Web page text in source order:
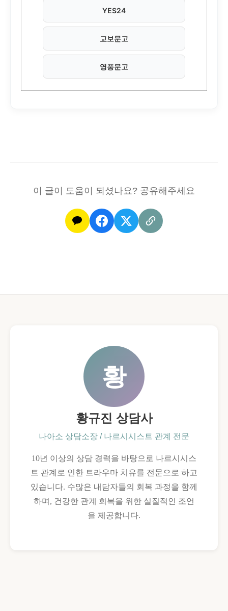
YES24
교보문고
영풍문고
이 글이 도움이 되셨나요? 공유해주세요
황
황규진 상담사
나아소 상담소장 / 나르시시스트 관계 전문
10년 이상의 상담 경력을 바탕으로 나르시시스
트 관계로 인한 트라우마 치유를 전문으로 하고
있습니다. 수많은 내담자들의 회복 과정을 함께
하며, 건강한 관계 회복을 위한 실질적인 조언
을 제공합니다.